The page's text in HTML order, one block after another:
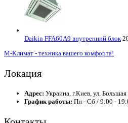
Daikin FFA60A9 внутренний блок
М-Климат - техника вашего комфорта!
Локация
Адрес: Украина, г.Киев, ул.
График работы: Пн - Сб / 9:00 -